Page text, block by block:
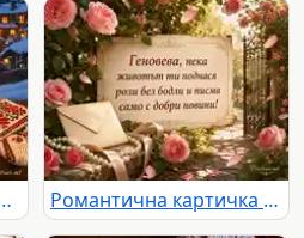
със свещи, шевица и заснежено село Романтична картичка за имен ден на Геновева с рози, писмо и слънчева градина